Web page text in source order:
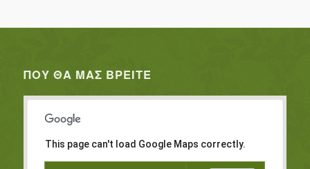
ΠΟΥ ΘΑ ΜΑΣ ΒΡΕΊΤΕ
This page can't load Google Maps correctly.